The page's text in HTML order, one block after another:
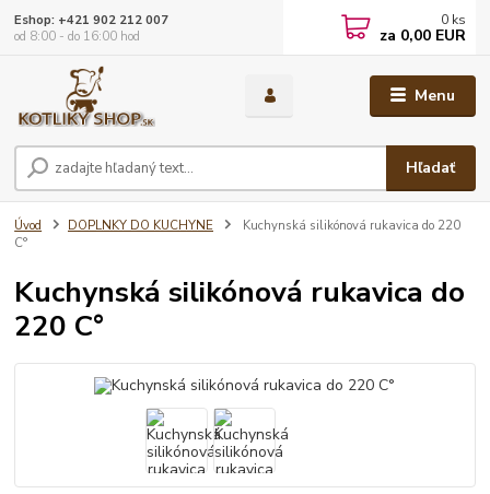
Menu
Hľadať
Eshop: +421 902 212 007
od 8:00 - do 16:00 hod
0 ks
za 0,00 EUR
Úvod DOPLNKY DO KUCHYNE
Kuchynská silikónová rukavica do 220
C°
Kuchynská silikónová rukavica do
220 C°